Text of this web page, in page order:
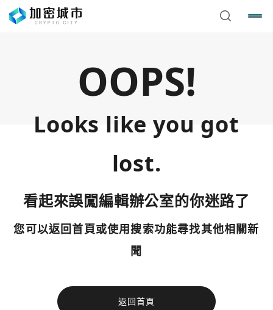
OOPS!
Looks like you got
lost.
看起來誤闖編輯辦公室的你迷路了
您可以返回首頁或使用搜索功能尋找其他相關新
聞
返回首頁
今日熱門
使用以下帳號繼續
您已閒置5分鐘，請點擊關閉按鈕或空白處，即可回到加密
今日熱門